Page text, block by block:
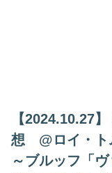
【2024.10.27
想 @ロイ・ト
～ブルッフ「